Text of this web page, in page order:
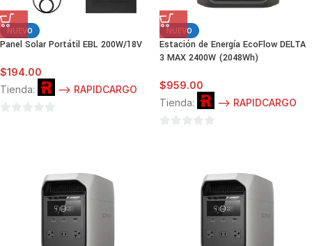
NUEVO
Panel Solar Portátil EBL 200W/18V
$194.00
Tienda:
--> RAPIDCARGO
NUEVO
Estación de Energía EcoFlow DELTA
3 MAX 2400W (2048Wh)
$959.00
Tienda:
--> RAPIDCARGO